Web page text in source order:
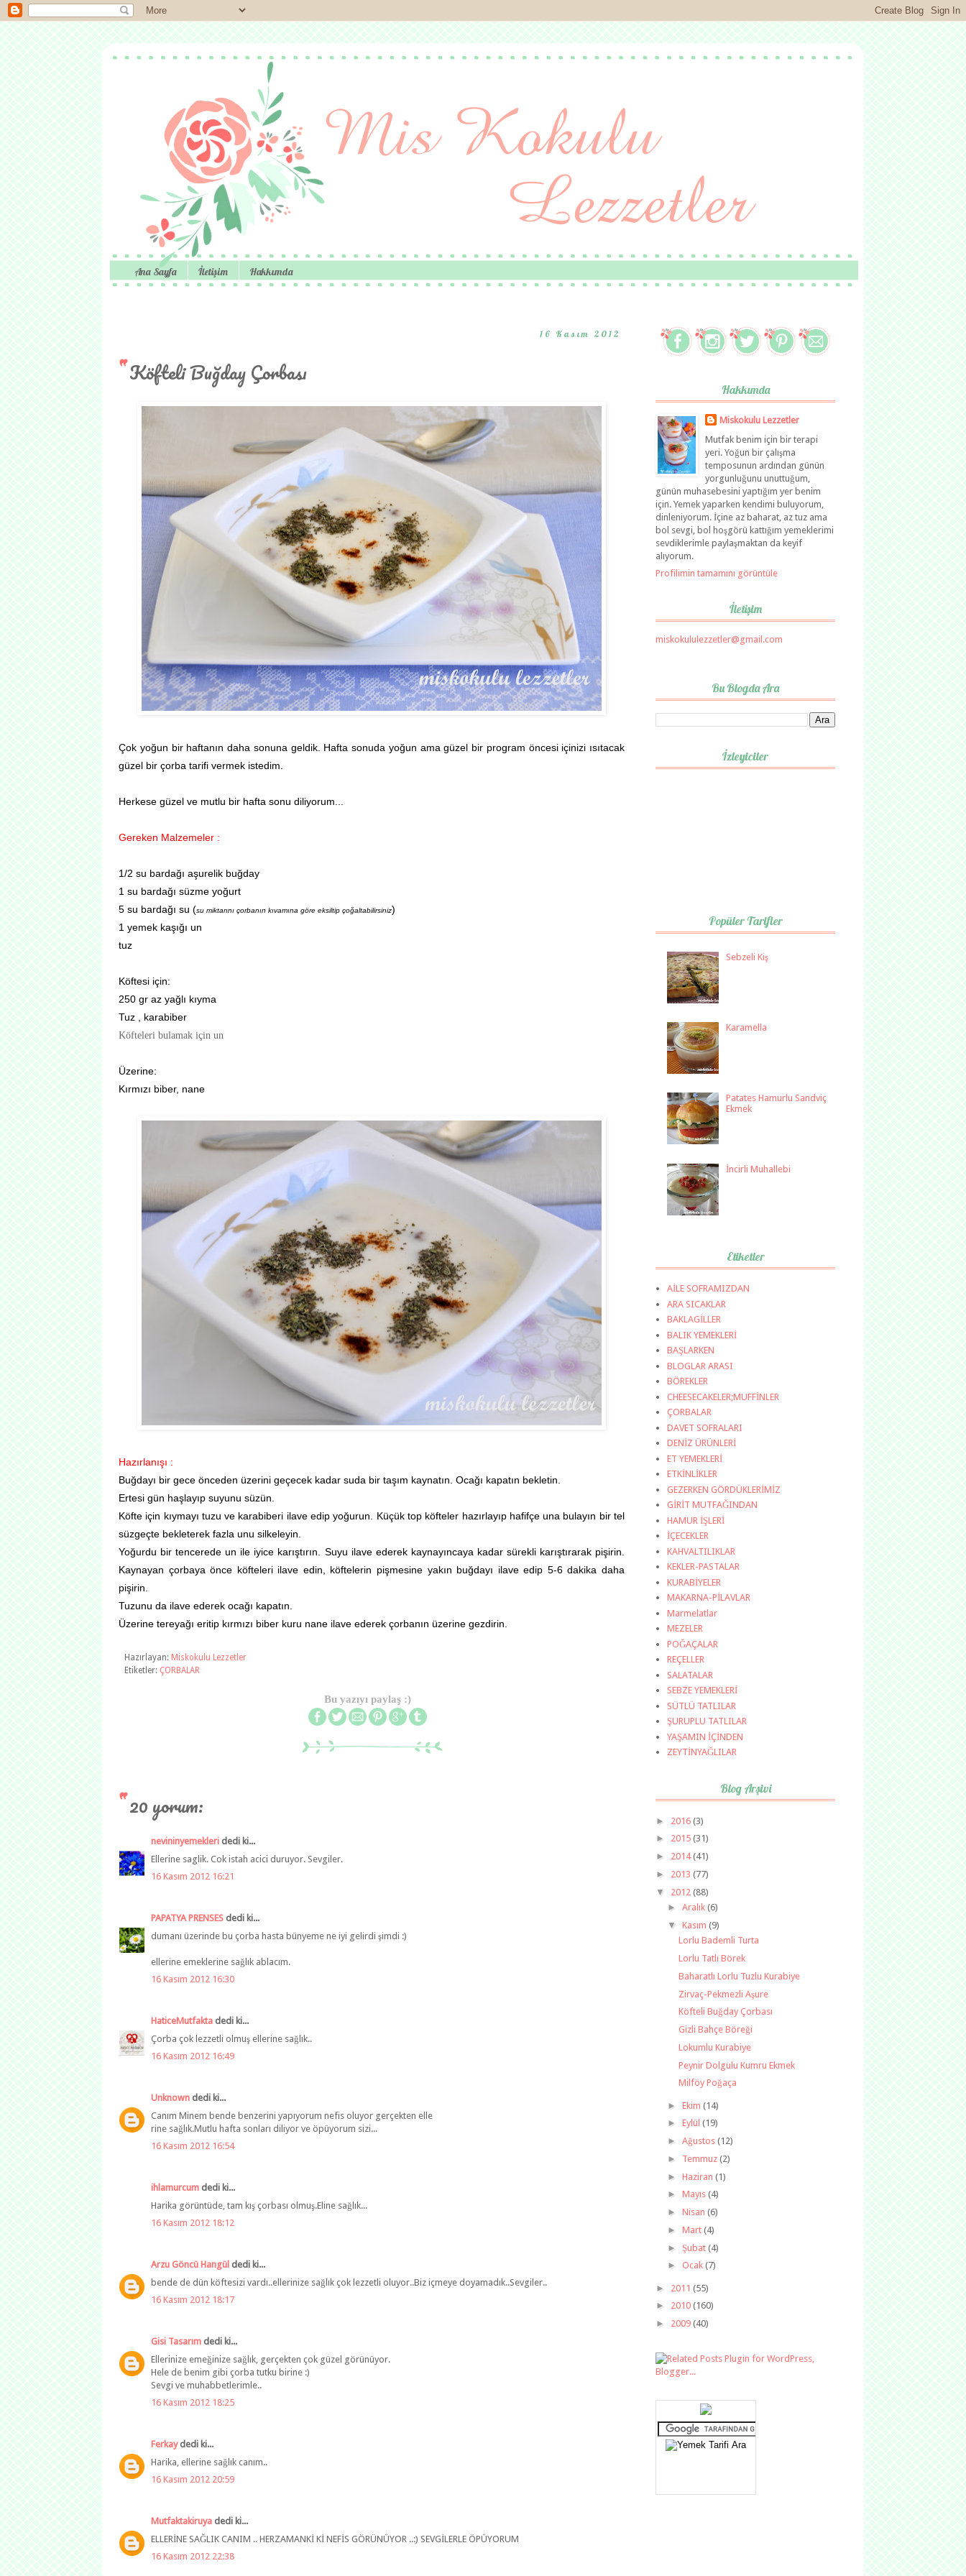
Ana Sayfa İletişim Hakkımda
16 Kasım 2012
Köfteli Buğday Çorbası
Çok yoğun bir haftanın daha sonuna geldik. Hafta sonuda yoğun ama güzel bir program öncesi içinizi ısıtacak
güzel bir çorba tarifi vermek istedim.
Herkese güzel ve mutlu bir hafta sonu diliyorum...
Gereken Malzemeler :
1/2 su bardağı aşurelik buğday
1 su bardağı süzme yoğurt
5 su bardağı su (su miktarını çorbanın kıvamına göre eksiltip çoğaltabilirsiniz)
1 yemek kaşığı un
tuz
Köftesi için:
250 gr az yağlı kıyma
Tuz , karabiber
Köfteleri bulamak için un
Üzerine:
Kırmızı biber, nane
Hazırlanışı :
Buğdayı bir gece önceden üzerini geçecek kadar suda bir taşım kaynatın. Ocağı kapatın bekletin.
Ertesi gün haşlayıp suyunu süzün.
Köfte için kıymayı tuzu ve karabiberi ilave edip yoğurun. Küçük top köfteler hazırlayıp hafifçe una bulayın bir tel
süzgeçte bekleterek fazla unu silkeleyin.
Yoğurdu bir tencerede un ile iyice karıştırın. Suyu ilave ederek kaynayıncaya kadar sürekli karıştırarak pişirin.
Kaynayan çorbaya önce köfteleri ilave edin, köftelerin pişmesine yakın buğdayı ilave edip 5-6 dakika daha
pişirin.
Tuzunu da ilave ederek ocağı kapatın.
Üzerine tereyağı eritip kırmızı biber kuru nane ilave ederek çorbanın üzerine gezdirin.
Hazırlayan: Miskokulu Lezzetler
Etiketler: ÇORBALAR
Bu yazıyı paylaş :)
20 yorum:
nevininyemekleri dedi ki...
Ellerine saglik. Cok istah acici duruyor. Sevgiler.
16 Kasım 2012 16:21
PAPATYA PRENSES dedi ki...
dumanı üzerinde bu çorba hasta bünyeme ne iyi gelirdi şimdi :)
ellerine emeklerine sağlık ablacım.
16 Kasım 2012 16:30
HaticeMutfakta dedi ki...
Çorba çok lezzetli olmuş ellerine sağlık..
16 Kasım 2012 16:49
Unknown dedi ki...
Canım Minem bende benzerini yapıyorum nefis oluyor gerçekten elle
rine sağlık.Mutlu hafta sonları diliyor ve öpüyorum sizi...
16 Kasım 2012 16:54
ihlamurcum dedi ki...
Harika görüntüde, tam kış çorbası olmuş.Eline sağlık...
16 Kasım 2012 18:12
Arzu Göncü Hangül dedi ki...
bende de dün köftesizi vardı..ellerinize sağlık çok lezzetli oluyor..Biz içmeye doyamadık..Sevgiler..
16 Kasım 2012 18:17
Gisi Tasarım dedi ki...
Ellerinize emeğinize sağlık, gerçekten çok güzel görünüyor.
Hele de benim gibi çorba tutku birine :)
Sevgi ve muhabbetlerimle..
16 Kasım 2012 18:25
Ferkaydedi ki...
Harika, ellerine sağlık canım..
16 Kasım 2012 20:59
Mutfaktakiruya dedi ki...
ELLERİNE SAĞLIK CANIM .. HERZAMANKİ Kİ NEFİS GÖRÜNÜYOR ..:) SEVGİLERLE ÖPÜYORUM
16 Kasım 2012 22:38
Hakkımda
Miskokulu Lezzetler
Mutfak benim için bir terapi
yeri. Yoğun bir çalışma
temposunun ardından günün
yorgunluğunu unuttuğum,
günün muhasebesini yaptığım yer benim
için. Yemek yaparken kendimi buluyorum,
dinleniyorum. İçine az baharat, az tuz ama
bol sevgi, bol hoşgörü kattığım yemeklerimi
sevdiklerimle paylaşmaktan da keyif
alıyorum.
Profilimin tamamını görüntüle
İletişim
miskokululezzetler@gmail.com
Bu Blogda Ara
İzleyiciler
Popüler Tarifler
Sebzeli Kiş
Karamella
Patates Hamurlu Sandviç
Ekmek
İncirli Muhallebi
Etiketler
AİLE SOFRAMIZDAN
ARA SICAKLAR
BAKLAGİLLER
BALIK YEMEKLERİ
BAŞLARKEN
BLOGLAR ARASI
BÖREKLER
CHEESECAKELER;MUFFİNLER
ÇORBALAR
DAVET SOFRALARI
DENİZ ÜRÜNLERİ
ET YEMEKLERİ
ETKİNLİKLER
GEZERKEN GÖRDÜKLERİMİZ
GİRİT MUTFAĞINDAN
HAMUR İŞLERİ
İÇECEKLER
KAHVALTILIKLAR
KEKLER-PASTALAR
KURABİYELER
MAKARNA-PİLAVLAR
Marmelatlar
MEZELER
POĞAÇALAR
REÇELLER
SALATALAR
SEBZE YEMEKLERİ
SÜTLÜ TATLILAR
ŞURUPLU TATLILAR
YAŞAMIN İÇİNDEN
ZEYTİNYAĞLILAR
Blog Arşivi
► 2016 (3)
► 2015 (31)
► 2014(41)
► 2013 (77)
▼ 2012 (88)
► Aralık (6)
▼ Kasım (9)
Lorlu Bademli Turta
Lorlu Tatlı Börek
Baharatlı Lorlu Tuzlu Kurabiye
Zirvaç-Pekmezli Aşure
Köfteli Buğday Çorbası
Gizli Bahçe Böreği
Lokumlu Kurabiye
Peynir Dolgulu Kumru Ekmek
Milföy Poğaça
► Ekim (14)
► Eylül (19)
► Ağustos (12)
► Temmuz (2)
► Haziran (1)
► Mayıs (4)
► Nisan (6)
► Mart (4)
► Şubat (4)
► Ocak (7)
► 2011 (55)
► 2010 (160)
► 2009 (40)